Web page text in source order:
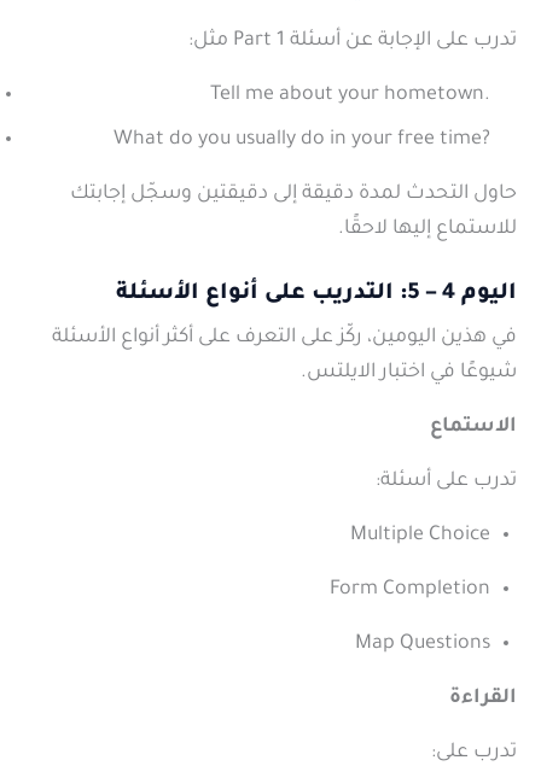
تدرب على الإجابة عن أسئلة Part 1 مثل:
Tell me about your hometown.
What do you usually do in your free time?
حاول التحدث لمدة دقيقة إلى دقيقتين وسجّل إجابتك
للاستماع إليها لاحقًا.
اليوم 4 – 5: التدريب على أنواع الأسئلة
في هذين اليومين، ركّز على التعرف على أكثر أنواع الأسئلة
شيوعًا في اختبار الايلتس.
الاستماع
تدرب على أسئلة:
Multiple Choice
Form Completion
Map Questions
القراءة
تدرب على: